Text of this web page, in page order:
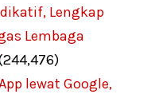
Lengkap
Lembaga
lewat Google,